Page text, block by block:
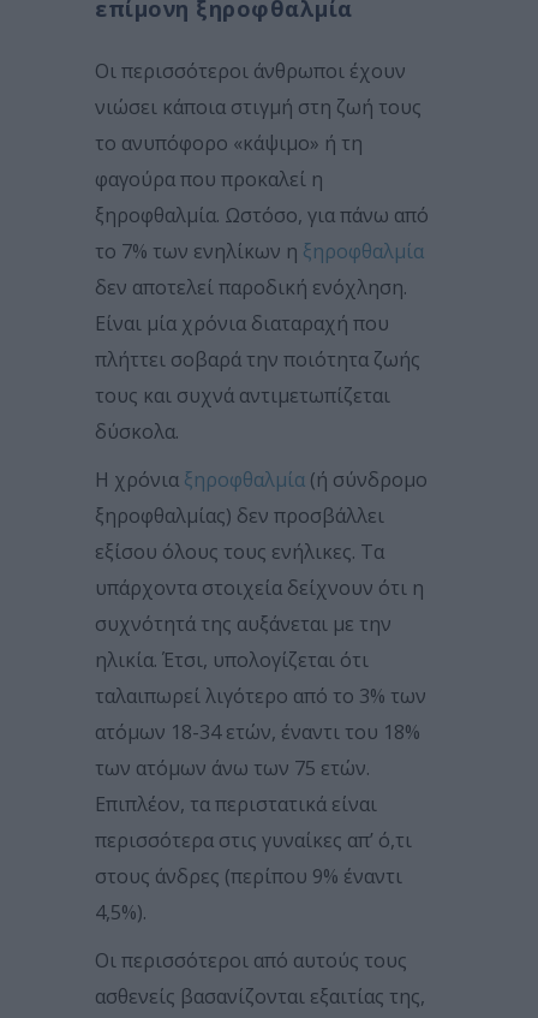
επίμονη ξηροφθαλμία
Οι περισσότεροι άνθρωποι έχουν
νιώσει κάποια στιγμή στη ζωή τους
το ανυπόφορο «κάψιμο» ή τη
φαγούρα που προκαλεί η
ξηροφθαλμία. Ωστόσο, για πάνω από
το 7% των ενηλίκων η ξηροφθαλμία
δεν αποτελεί παροδική ενόχληση.
Είναι μία χρόνια διαταραχή που
πλήττει σοβαρά την ποιότητα ζωής
τους και συχνά αντιμετωπίζεται
δύσκολα.
Η χρόνια ξηροφθαλμία (ή σύνδρομο
ξηροφθαλμίας) δεν προσβάλλει
εξίσου όλους τους ενήλικες. Τα
υπάρχοντα στοιχεία δείχνουν ότι η
συχνότητά της αυξάνεται με την
ηλικία. Έτσι, υπολογίζεται ότι
ταλαιπωρεί λιγότερο από το 3% των
ατόμων 18-34 ετών, έναντι του 18%
των ατόμων άνω των 75 ετών.
Επιπλέον, τα περιστατικά είναι
περισσότερα στις γυναίκες απ’ ό,τι
στους άνδρες (περίπου 9% έναντι
4,5%).
Οι περισσότεροι από αυτούς τους
ασθενείς βασανίζονται εξαιτίας της,